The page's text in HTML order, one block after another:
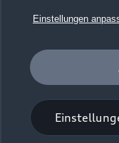
Einstellungen
Online-
Servicekontakt
Bordbuch &
Verträge kündigen
Audi erleben
Impressum
Cookie-Richtlinie
Digital Services Act